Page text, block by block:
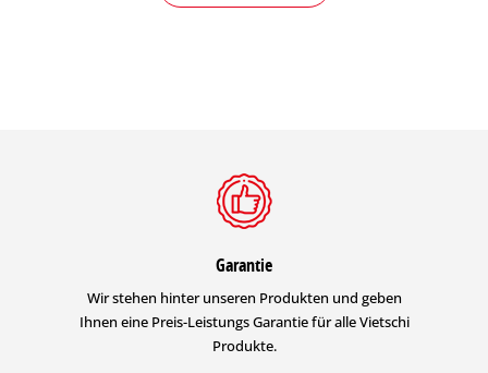
Garantie
Wir stehen hinter unseren Produkten und geben
Ihnen eine Preis-Leistungs Garantie für alle Vietschi
Produkte.